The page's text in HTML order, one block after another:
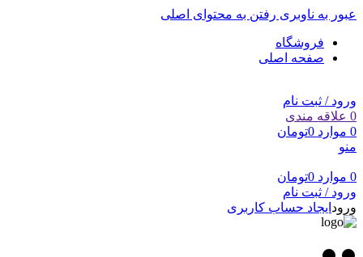
عبور به ناوبری رفتن به محتوای اصلی
فروشگاه
صفحه اصلی
ورود / ثبت نام
0 علاقه مندی
0 موارد 0تومان
منو
0 موارد 0تومان
ورود / ثبت نام
ورود ایجاد حساب کاربری